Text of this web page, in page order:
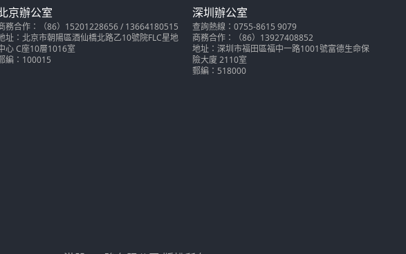
京辦公室
務合作：（86）15201228656 / 13664180515
址：北京市朝陽區酒仙橋北路乙10號院FLC星地
心 C座10層1016室
編：100015
深圳辦公室
查詢熱線：0755-8615 9079
商務合作：（86）13927408852
地址：深圳市福田區福中一路1001號富德生命保
險大廈 2110室
郵編：518000